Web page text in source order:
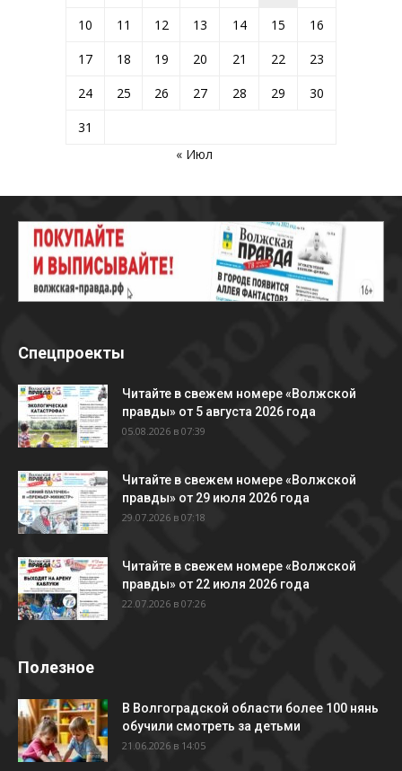
10
11 12 13 14 15
16
17
18 19 20 21 22
23
24
25 26 27 28 29
30
31
« Июл
Спецпроекты
Читайте в свежем номере «Волжской
правды» от 5 августа 2026 года
05.08.2026 в 07:39
Читайте в свежем номере «Волжской
правды» от 29 июля 2026 года
29.07.2026 в 07:18
Читайте в свежем номере «Волжской
правды» от 22 июля 2026 года
22.07.2026 в 07:26
Полезное
В Волгоградской области более 100 нянь
обучили смотреть за детьми
21.06.2026 в 14:05